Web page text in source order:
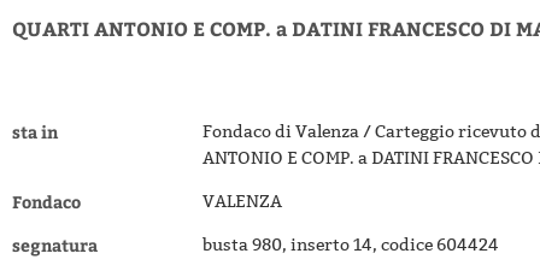
QUARTI ANTONIO E COMP. a DATINI FRANCESCO DI
sta in
Fondaco di Valenza / Carteggio ricevuto
ANTONIO E COMP. a DATINI FRANCESCO
Fondaco VALENZA
segnatura busta 980, inserto 14, codice 604424